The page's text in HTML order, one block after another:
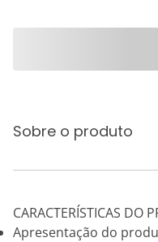
Sobre o produto
CARACTERÍSTICAS DO
Apresentação do